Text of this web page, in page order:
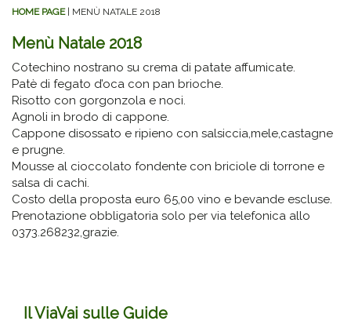
HOME PAGE| MENÙ NATALE 2018
Menù Natale 2018
Cotechino nostrano su crema di patate affumicate.
Patè di fegato d’oca con pan brioche.
Risotto con gorgonzola e noci.
Agnoli in brodo di cappone.
Cappone disossato e ripieno con salsiccia,mele,castagne
e prugne.
Mousse al cioccolato fondente con briciole di torrone e
salsa di cachi.
Costo della proposta euro 65,00 vino e bevande escluse.
Prenotazione obbligatoria solo per via telefonica allo
0373.268232,grazie.
Il ViaVai sulle Guide